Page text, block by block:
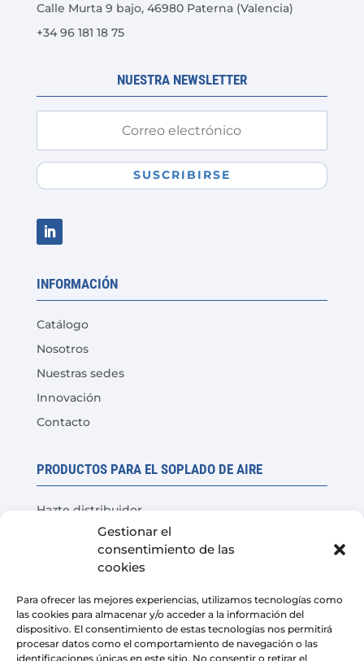
Gestionar el
consentimiento de las
cookies
Para ofrecer las mejores experiencias, utilizamos tecnologías como
las cookies para almacenar y/o acceder a la información del
dispositivo. El consentimiento de estas tecnologías nos permitirá
procesar datos como el comportamiento de navegación o las
identificaciones únicas en este sitio. No consentir o retirar el
la
página
producto
Calle Murta 9 bajo, 46980 Paterna (Valencia)
+34 96 181 18 75
NUESTRA NEWSLETTER
SUSCRIBIRSE
INFORMACIÓN
Catálogo
Nosotros
Nuestras sedes
Innovación
Contacto
PRODUCTOS PARA EL SOPLADO DE AIRE
Hazte distribuidor
Prueba del producto
Preguntas Frecuentes
LEGAL